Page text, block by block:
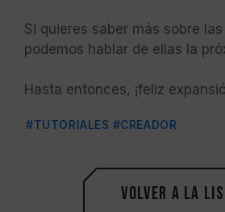
Si quieres saber más sobre las
podemos hablar de ellas la
Hasta entonces, ¡feliz
#TUTORIALES #CREADOR
Volver a la